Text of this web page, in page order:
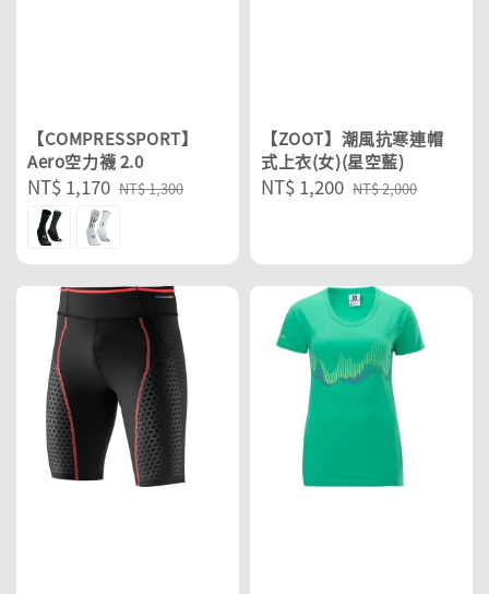
【COMPRESSPORT】
Aero空力襪 2.0
Sale
price
NT$ 1,170 Regular
NT$ 1,300
【ZOOT】潮風抗寒連帽
式上衣(女)(星空藍)
Sale
NT$ 1,200 Regular
NT$ 2,000